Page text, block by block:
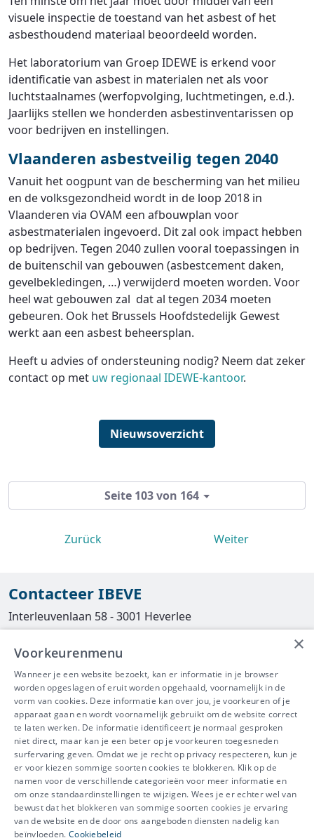
visuele inspectie de toestand van het asbest of het
asbesthoudend materiaal beoordeeld worden.
Het laboratorium van Groep IDEWE is erkend voor
identificatie van asbest in materialen net als voor
luchtstaalnames (werfopvolging, luchtmetingen, e.d.).
Jaarlijks stellen we honderden asbestinventarissen op
voor bedrijven en instellingen.
Vlaanderen asbestveilig tegen 2040
Vanuit het oogpunt van de bescherming van het milieu
en de volksgezondheid wordt in de loop 2018 in
Vlaanderen via OVAM een afbouwplan voor
asbestmaterialen ingevoerd. Dit zal ook impact hebben
op bedrijven. Tegen 2040 zullen vooral toepassingen in
de buitenschil van gebouwen (asbestcement daken,
gevelbekledingen, …) verwijderd moeten worden. Voor
heel wat gebouwen zal dat al tegen 2034 moeten
gebeuren. Ook het Brussels Hoofdstedelijk Gewest
werkt aan een asbest beheersplan.
Heeft u advies of ondersteuning nodig? Neem dat zeker
contact op met uw regionaal IDEWE-kantoor.
Nieuwsoverzicht
Seite 103 von 164
Zurück Weiter
Contacteer IBEVE
Interleuvenlaan 58 - 3001 Heverlee
016/390490
info@ibeve.be
asbest@ibeve.be
Ondernemingsnummer: 0436 612 044
IBEVE maakt deel uit van Groep
IDEWE
Disclaimer-Privacy-Cookiebeleid
×
Voorkeurenmenu
Wanneer je een website bezoekt, kan er informatie in je browser
worden opgeslagen of eruit worden opgehaald, voornamelijk in de
vorm van cookies. Deze informatie kan over jou, je voorkeuren of je
apparaat gaan en wordt voornamelijk gebruikt om de website correct
te laten werken. De informatie identificeert je normaal gesproken
niet direct, maar kan je een beter op je voorkeuren toegesneden
surfervaring geven. Omdat we je recht op privacy respecteren, kun je
er voor kiezen sommige soorten cookies te blokkeren. Klik op de
namen voor de verschillende categorieën voor meer informatie en
om onze standaardinstellingen te wijzigen. Wees je er echter wel van
bewust dat het blokkeren van sommige soorten cookies je ervaring
van de website en de door ons aangeboden diensten nadelig kan
beïnvloeden. Cookiebeleid